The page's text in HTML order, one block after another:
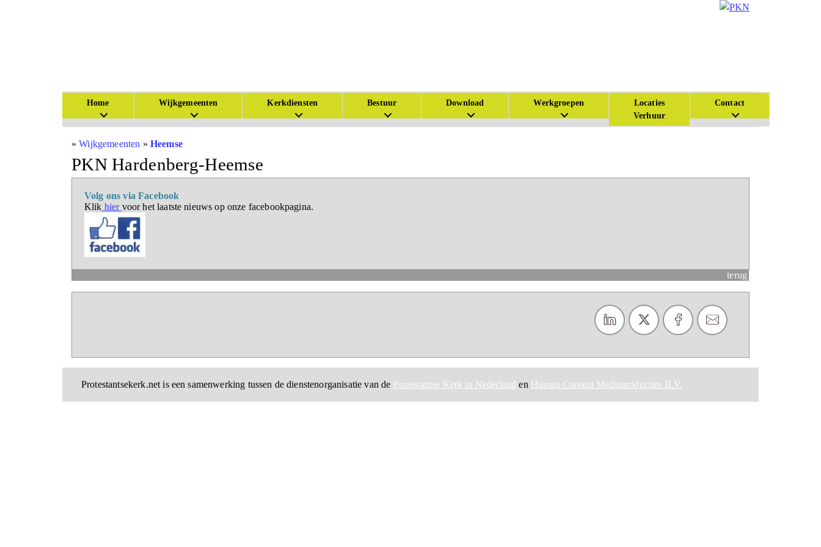
Home Wijkgemeenten Kerkdiensten Bestuur Download Werkgroepen
Locaties
Verhuur
Contact
»Wijkgemeenten » Heemse
PKN Hardenberg-Heemse
Volg ons via Facebook
Klik hier voor het laatste nieuws op onze facebookpagina.
terug
Protestantsekerk.net is een samenwerking tussen de dienstenorganisatie van de Protestantse Kerk in Nederland en Human Content Mediaproducties B.V.